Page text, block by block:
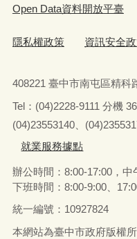
Open Data資料開放平臺
隱私權政策 資訊安全
408221 臺中市南屯區精科
Tel： (04)2228-9111 分機
(04)23553140、
就業服務據點
辦公時間：8:00-17:00，中
下班時間：8:00-9:00、
統一編號：10927824
本網站為臺中市政府版權